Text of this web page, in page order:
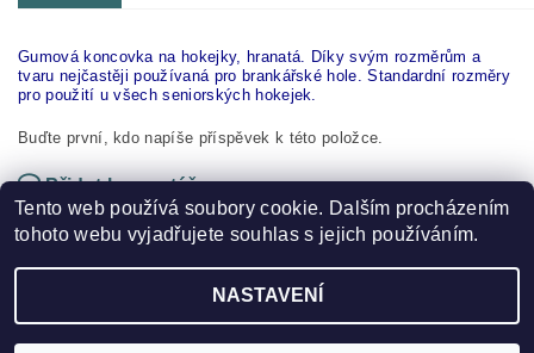
Gumová koncovka na hokejky, hranatá. Díky svým rozměrům a
tvaru nejčastěji používaná pro brankářské hole. Standardní rozměry
pro použití u všech seniorských hokejek.
Buďte první, kdo napíše příspěvek k této položce.
Přidat komentář
2026 ©HOKEJSPORT.CZ, všechna práva vyhrazena
Tento web používá soubory cookie. Dalším procházením
tohoto webu vyjadřujete souhlas s jejich používáním.
NASTAVENÍ